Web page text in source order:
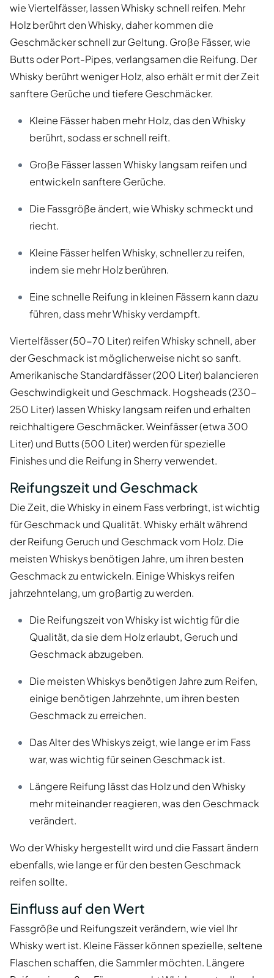
wie Viertelfässer, lassen Whisky schnell reifen. Mehr
Holz berührt den Whisky, daher kommen die
Geschmäcker schnell zur Geltung. Große Fässer, wie
Butts oder Port-Pipes, verlangsamen die Reifung. Der
Whisky berührt weniger Holz, also erhält er mit der Zeit
sanftere Gerüche und tiefere Geschmäcker.
Kleine Fässer haben mehr Holz, das den Whisky
berührt, sodass er schnell reift.
Große Fässer lassen Whisky langsam reifen und
entwickeln sanftere Gerüche.
Die Fassgröße ändert, wie Whisky schmeckt und
riecht.
Kleine Fässer helfen Whisky, schneller zu reifen,
indem sie mehr Holz berühren.
Eine schnelle Reifung in kleinen Fässern kann dazu
führen, dass mehr Whisky verdampft.
Viertelfässer (50-70 Liter) reifen Whisky schnell, aber
der Geschmack ist möglicherweise nicht so sanft.
Amerikanische Standardfässer (200 Liter) balancieren
Geschwindigkeit und Geschmack. Hogsheads (230-
250 Liter) lassen Whisky langsam reifen und erhalten
reichhaltigere Geschmäcker. Weinfässer (etwa 300
Liter) und Butts (500 Liter) werden für spezielle
Finishes und die Reifung in Sherry verwendet.
Reifungszeit und Geschmack
Die Zeit, die Whisky in einem Fass verbringt, ist wichtig
für Geschmack und Qualität. Whisky erhält während
der Reifung Geruch und Geschmack vom Holz. Die
meisten Whiskys benötigen Jahre, um ihren besten
Geschmack zu entwickeln. Einige Whiskys reifen
jahrzehntelang, um großartig zu werden.
Die Reifungszeit von Whisky ist wichtig für die
Qualität, da sie dem Holz erlaubt, Geruch und
Geschmack abzugeben.
Die meisten Whiskys benötigen Jahre zum Reifen,
einige benötigen Jahrzehnte, um ihren besten
Geschmack zu erreichen.
Das Alter des Whiskys zeigt, wie lange er im Fass
war, was wichtig für seinen Geschmack ist.
Längere Reifung lässt das Holz und den Whisky
mehr miteinander reagieren, was den Geschmack
verändert.
Wo der Whisky hergestellt wird und die Fassart ändern
ebenfalls, wie lange er für den besten Geschmack
reifen sollte.
Einfluss auf den Wert
Fassgröße und Reifungszeit verändern, wie viel Ihr
Whisky wert ist. Kleine Fässer können spezielle, seltene
Flaschen schaffen, die Sammler möchten. Längere